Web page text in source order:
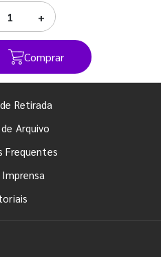
+
Comprar
Retirada
Arquivo
Frequentes